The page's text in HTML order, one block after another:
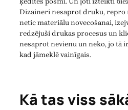
Dizaineri nesaprot druku, repro
netic materiālu novecošanai,
redzējuši drukas procesus un
nesaprot nevienu un neko, jo tā
kad jāmeklē vainīgais.
Kā tas viss